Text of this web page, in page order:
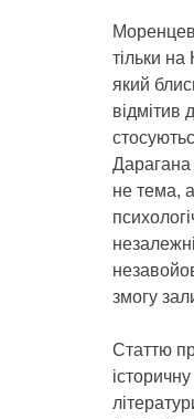
тільки
який
відмітив
Дарагана
не тема,
змогу
Статтю